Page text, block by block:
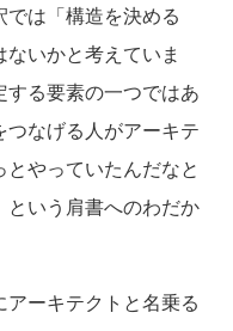
は「構造を決める
いかと考えていま
る要素の一つではあ
つなげる人がアーキテ
やっていたんだなと
いう肩書へのわだか
ーキテクトと名乗る